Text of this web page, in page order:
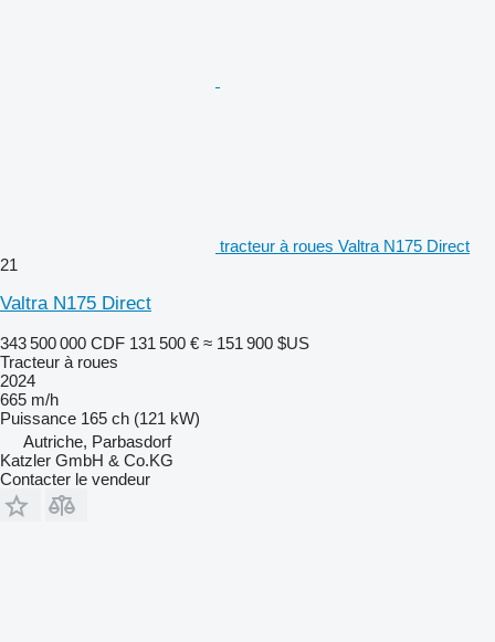
tracteur à roues Valtra N175 Direct
21
Valtra N175 Direct
343 500 000 CDF 131 500 € ≈ 151 900 $US
Tracteur à roues
2024
665 m/h
Puissance 165 ch (121 kW)
Autriche, Parbasdorf
Katzler GmbH & Co.KG
Contacter le vendeur